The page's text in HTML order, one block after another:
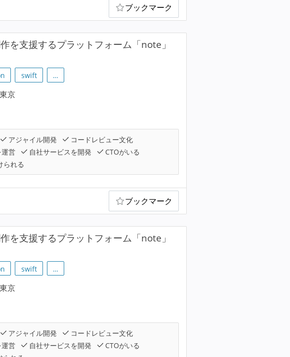
ブックマーク
を支援するプラットフォーム「note」
swift …
東京
アジャイル開発
コードレビュー文化
営 自社サービスを開発
CTOがいる
られる
ブックマーク
を支援するプラットフォーム「note」
swift …
東京
アジャイル開発
コードレビュー文化
営 自社サービスを開発
CTOがいる